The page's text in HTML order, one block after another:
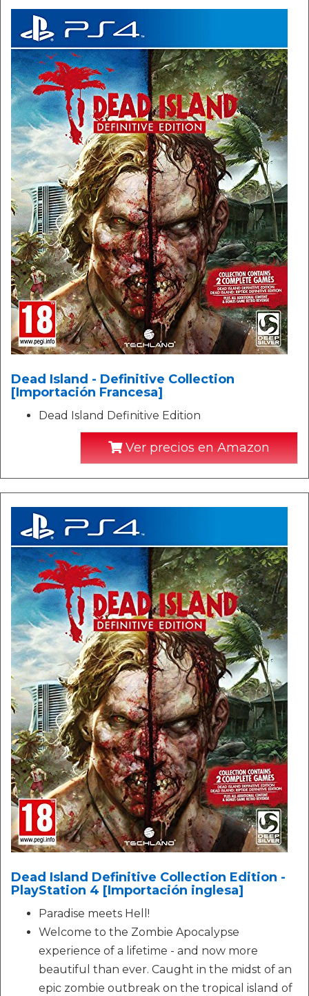
Dead Island - Definitive Collection
[Importación Francesa]
Dead Island Definitive Edition
Ver precios en Amazon
Dead Island Definitive Collection Edition -
PlayStation 4 [Importación inglesa]
Paradise meets Hell!
Welcome to the Zombie Apocalypse
experience of a lifetime - and now more
beautiful than ever. Caught in the midst of an
epic zombie outbreak on the tropical island of